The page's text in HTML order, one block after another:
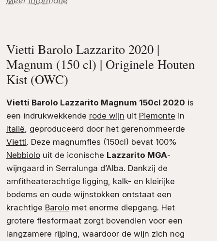
Vietti Barolo Lazzarito 2020 |
Magnum (150 cl) | Originele Houten
Kist (OWC)
Vietti Barolo Lazzarito Magnum 150cl 2020 is
een indrukwekkende rode wijn uit Piemonte in
Italië , geproduceerd door het gerenommeerde
Vietti. Deze magnumfles (150cl) bevat 100%
Nebbiolouit de iconische Lazzarito MGA-
wijngaard in Serralunga d’Alba. Dankzij de
amfitheaterachtige ligging, kalk- en kleirijke
bodems en oude wijnstokken ontstaat een
krachtige Barolomet enorme diepgang. Het
grotere flesformaat zorgt bovendien voor een
langzamere rijping, waardoor de wijn zich nog